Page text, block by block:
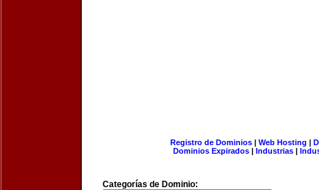
Registro de Dominios| Web Hosting |
Dominios Expirados | Industrias |
Categorías de Dominio: